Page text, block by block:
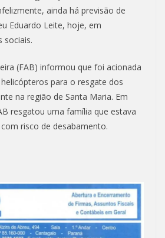
ainda há previsão de
Eduardo Leite, hoje, em
sociais.
(FAB) informou que foi acionada
para o resgate dos
na região de Santa Maria. Em
resgatou uma família que estava
risco de desabamento.